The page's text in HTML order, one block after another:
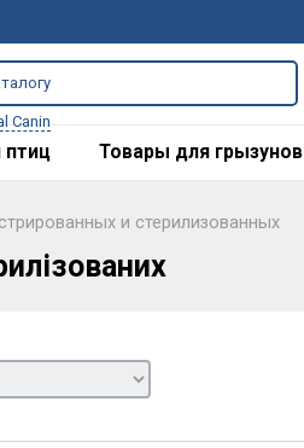
Canin
птиц Товары для грызунов
и стерилизованных